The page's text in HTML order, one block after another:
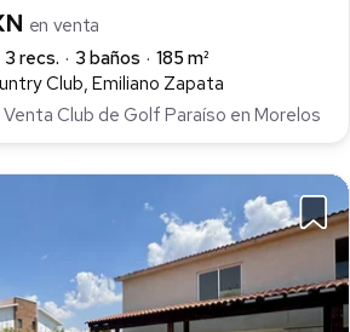
en venta
3 recs. 3 baños
185 m²
Club, Emiliano Zapata
Club de Golf Paraíso en Morelos